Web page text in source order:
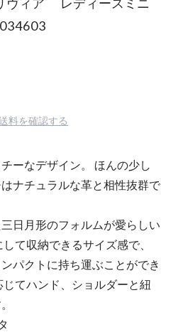
送料を確認する
ーなデザイン。 ほんの少し
ナチュラルな革と相性抜群で
日月形のフォルムが愛らしい
て収納できるサイズ感で、
パクトに持ち運ぶことができ
てハンド、ショルダーと紐